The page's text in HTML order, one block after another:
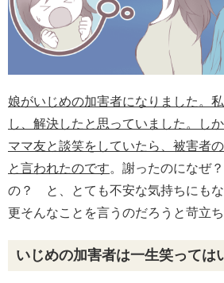
娘がいじめの加害者になりました。
し、解決したと思っていました。し
ママ友と談笑をしていたら、被害者
と言われたのです。謝ったのになぜ
の？ と、とても不安な気持ちにも
更そんなことを言うのだろうと苛立ち
いじめの加害者は一生笑っては